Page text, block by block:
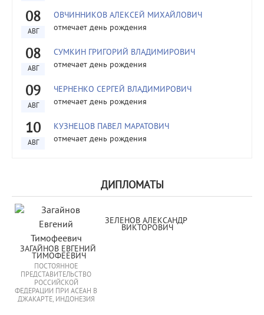
08
АВГ
ОВЧИННИКОВ АЛЕКСЕЙ МИХАЙЛОВИЧ
отмечает день рождения
08
АВГ
СУМКИН ГРИГОРИЙ ВЛАДИМИРОВИЧ
отмечает день рождения
09
АВГ
ЧЕРНЕНКО СЕРГЕЙ ВЛАДИМИРОВИЧ
отмечает день рождения
10
АВГ
КУЗНЕЦОВ ПАВЕЛ МАРАТОВИЧ
отмечает день рождения
ДИПЛОМАТЫ
ЗАГАЙНОВ ЕВГЕНИЙ
ТИМОФЕЕВИЧ
ПОСТОЯННОЕ
ПРЕДСТАВИТЕЛЬСТВО
РОССИЙСКОЙ
ФЕДЕРАЦИИ ПРИ АСЕАН В
ДЖАКАРТЕ, ИНДОНЕЗИЯ
ЗЕЛЕНОВ АЛЕКСАНДР
ВИКТОРОВИЧ